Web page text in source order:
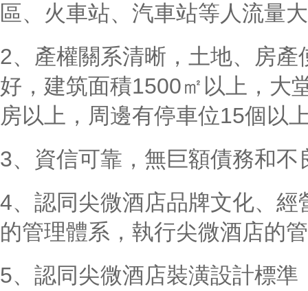
區、火車站、汽車站等人流量
2、產權關系清晰，土地、房
好，建筑面積1500㎡以上，大
房以上，周邊有停車位15個以
3、資信可靠，無巨額債務和
4、認同尖微酒店品牌文化、
的管理體系，執行尖微酒店的
5、認同尖微酒店裝潢設計標